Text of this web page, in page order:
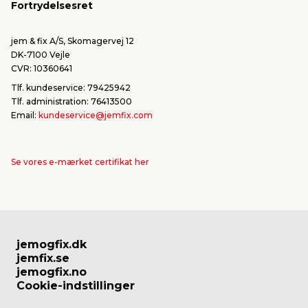
Fortrydelsesret
jem & fix A/S, Skomagervej 12
DK-7100 Vejle
CVR: 10360641
Tlf. kundeservice: 79425942
Tlf. administration: 76413500
Email: kundeservice@jemfix.com
Se vores e-mærket certifikat her
jemogfix.dk
jemfix.se
jemogfix.no
Cookie-indstillinger